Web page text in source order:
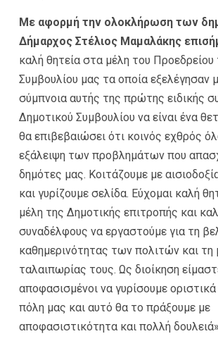
Με αφορμή την ολοκλήρωση των
Δήμαρχος Στέλιος Μαμαλάκης
καλή θητεία στα μέλη του Προεδρείου
Συμβουλίου μας τα οποία εξελέγησαν
σύμπνοια αυτής της πρώτης ειδικής
Δημοτικού Συμβουλίου να είναι ένα
θα επιβεβαιώσει ότι κοινός εχθρός
εξάλειψη των προβλημάτων που
δημότες μας. Κοιτάζουμε με
και γυρίζουμε σελίδα. Εύχομαι καλή
μέλη της Δημοτικής επιτροπής και
συναδέλφους να εργαστούμε για τη
καθημερινότητας των πολιτών και τη
ταλαιπωρίας τους. Ως διοίκηση
αποφασισμένοι να γυρίσουμε
πόλη μας και αυτό θα το πράξουμε με
αποφασιστικότητα και πολλή